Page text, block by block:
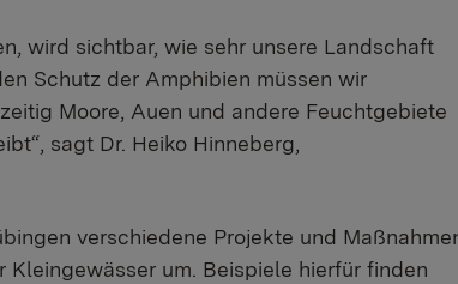
wird sichtbar, wie sehr unsere Landschaft
Schutz der Amphibien müssen wir
Moore, Auen und andere Feuchtgebiete
sagt Dr. Heiko Hinneberg,
verschiedene Projekte und
um. Beispiele hierfür finden